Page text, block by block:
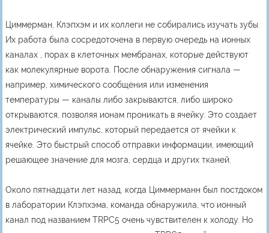
Циммерман, Клэпхэм и их коллеги не собирались изучать зубы.
Их работа была сосредоточена в первую очередь на ионных
каналах , порах в клеточных мембранах, которые действуют
как молекулярные ворота. После обнаружения сигнала —
например, химического сообщения или изменения
температуры — каналы либо закрываются, либо широко
открываются, позволяя ионам проникать в ячейку. Это создает
электрический импульс, который передается от ячейки к
ячейке. Это быстрый способ отправки информации, имеющий
решающее значение для мозга, сердца и других тканей.
Около пятнадцати лет назад, когда Циммерманн был постдоком
в лаборатории Клэпхэма, команда обнаружила, что ионный
канал под названием TRPC5 очень чувствителен к холоду. Но